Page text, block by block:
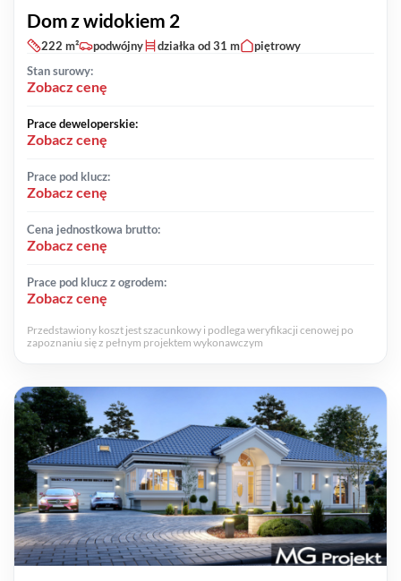
Dom z widokiem 2
222 m² podwójny działka od 31 m
piętrowy
Stan surowy:
Zobacz cenę
Prace deweloperskie:
Zobacz cenę
Prace pod klucz:
Zobacz cenę
Cena jednostkowa brutto:
Zobacz cenę
Prace pod klucz z ogrodem:
Zobacz cenę
Przedstawiony koszt jest szacunkowy i podlega weryfikacji cenowej po
zapoznaniu się z pełnym projektem wykonawczym